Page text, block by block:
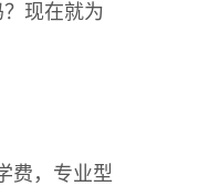
现在就为
费，专业型